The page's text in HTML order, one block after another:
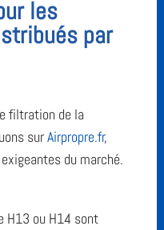
les
par
filtration de la
surAirpropre.fr,
du marché.
H13 ou H14 sont